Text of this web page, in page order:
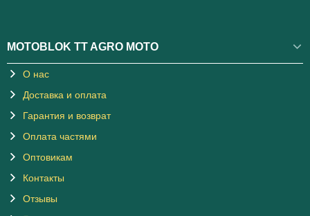
MOTOBLOK TT AGRO MOTO
О нас
Доставка и оплата
Гарантия и возврат
Оплата частями
Оптовикам
Контакты
Отзывы